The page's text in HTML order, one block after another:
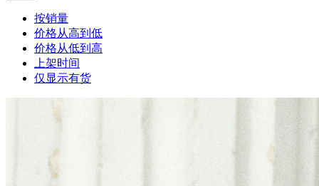
按销量
价格从高到低
价格从低到高
上架时间
仅显示有货